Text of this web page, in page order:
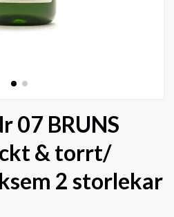
07 BRUNS
& torrt/
2 storlekar